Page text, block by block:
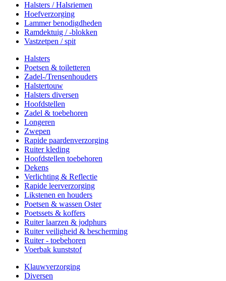
Halsters / Halsriemen
Hoefverzorging
Lammer benodigdheden
Ramdektuig / -blokken
Vastzetpen / spit
Halsters
Poetsen & toiletteren
Zadel-/Trensenhouders
Halstertouw
Halsters diversen
Hoofdstellen
Zadel & toebehoren
Longeren
Zwepen
Rapide paardenverzorging
Ruiter kleding
Hoofdstellen toebehoren
Dekens
Verlichting & Reflectie
Rapide leerverzorging
Likstenen en houders
Poetsen & wassen Oster
Poetssets & koffers
Ruiter laarzen & jodphurs
Ruiter veiligheid & bescherming
Ruiter - toebehoren
Voerbak kunststof
Klauwverzorging
Diversen